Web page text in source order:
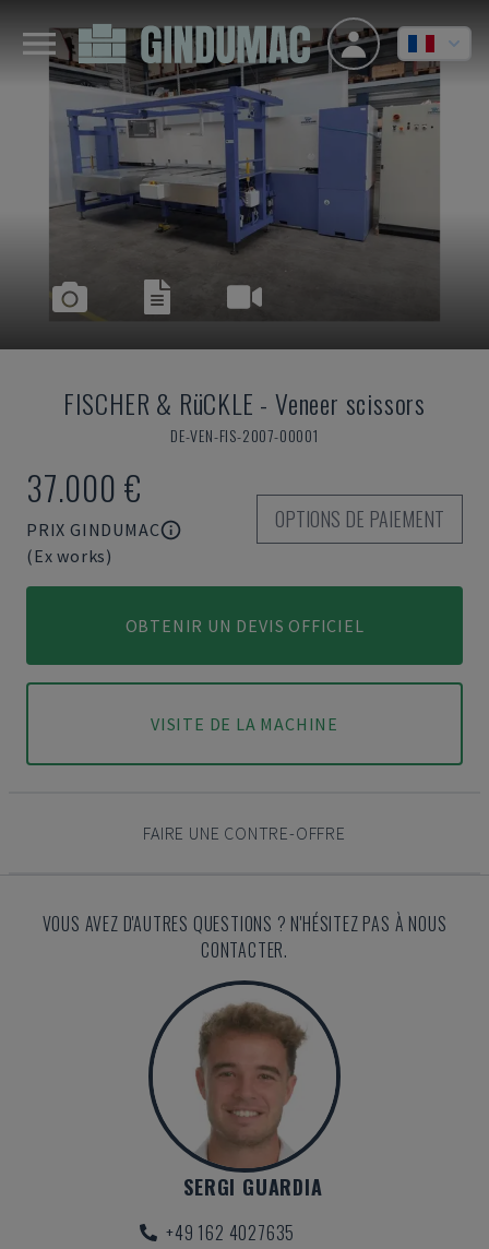
FISCHER & RüCKLE -Veneer scissors
DE-VEN-FIS-2007-00001
37.000 €
PRIX GINDUMAC
(Ex works)
OPTIONS DE PAIEMENT
OBTENIR UN DEVIS OFFICIEL
VISITE DE LA MACHINE
FAIRE UNE CONTRE-OFFRE
VOUS AVEZ D'AUTRES QUESTIONS ? N'HÉSITEZ PAS À NOUS
CONTACTER.
SERGI GUARDIA
+49 162 4027635